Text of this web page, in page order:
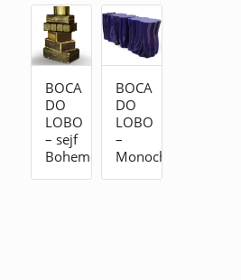
BOCA
DO
LOBO
– sejf
Boheme
BOCA
DO
LOBO
–
Monochrome